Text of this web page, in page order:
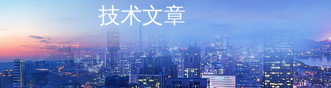
技术文章